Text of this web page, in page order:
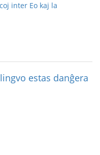
inter Eo kaj la
estas danĝera